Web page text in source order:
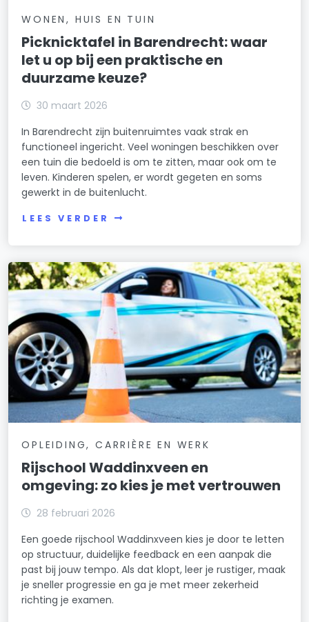
WONEN, HUIS EN TUIN
Picknicktafel in Barendrecht: waar
let u op bij een praktische en
duurzame keuze?
30 maart 2026
In Barendrecht zijn buitenruimtes vaak strak en
functioneel ingericht. Veel woningen beschikken over
een tuin die bedoeld is om te zitten, maar ook om te
leven. Kinderen spelen, er wordt gegeten en soms
gewerkt in de buitenlucht.
LEES VERDER
OPLEIDING, CARRIÈRE EN WERK
Rijschool Waddinxveen en
omgeving: zo kies je met vertrouwen
28 februari 2026
Een goede rijschool Waddinxveen kies je door te letten
op structuur, duidelijke feedback en een aanpak die
past bij jouw tempo. Als dat klopt, leer je rustiger, maak
je sneller progressie en ga je met meer zekerheid
richting je examen.